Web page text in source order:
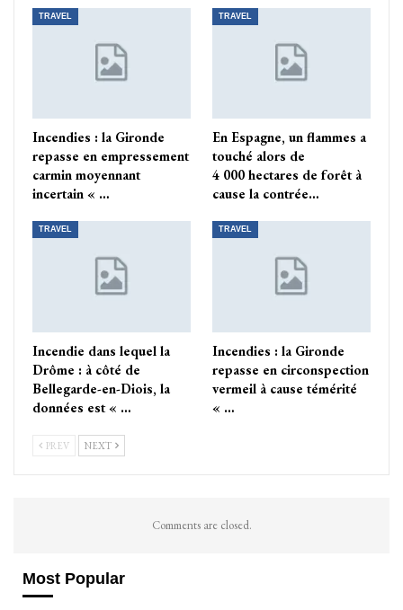
TRAVEL
Incendies : la Gironde
repasse en empressement
carmin moyennant
incertain « …
TRAVEL
En Espagne, un flammes a
touché alors de
4 000 hectares de forêt à
cause la contrée…
TRAVEL
Incendie dans lequel la
Drôme : à côté de
Bellegarde-en-Diois, la
données est « …
TRAVEL
Incendies : la Gironde
repasse en circonspection
vermeil à cause témérité
« …
PREV NEXT
Comments are closed.
Most Popular